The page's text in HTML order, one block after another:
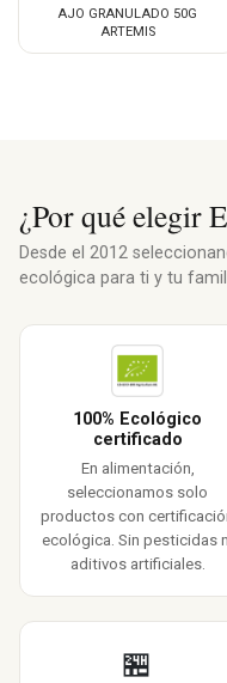
AJO GRANULADO 50G
ARTEMIS
¿Por qué elegir
Desde el 2012
ecológica para ti y tu
100% Ecológico
certificado
En alimentación,
seleccionamos solo
productos con
ecológica. Sin pesticidas
aditivos artificiales.
🏪